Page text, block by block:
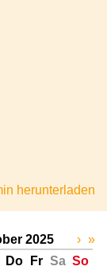
herunterladen
2025
Do Fr Sa So
› »